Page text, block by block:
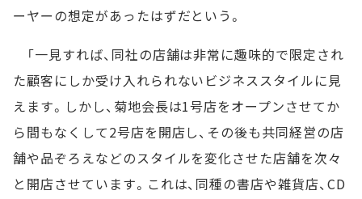
ーヤーの想定があったはずだという。
「一見すれば、同社の店舗は非常に趣味的で限定され
た顧客にしか受け入れられないビジネススタイルに見
えます。しかし、菊地会長は1号店をオープンさせてか
ら間もなくして2号店を開店し、その後も共同経営の店
舗や品ぞろえなどのスタイルを変化させた店舗を次々
と開店させています。これは、同種の書店や雑貨店、CD